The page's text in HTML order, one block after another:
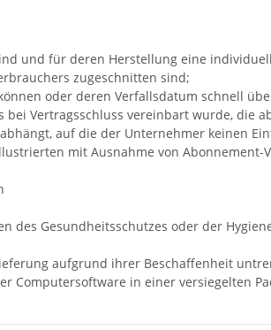
und für deren Herstellung eine
zugeschnitten sind;
oder deren Verfallsdatum schnell
Vertragsschluss vereinbart wurde, die
auf die der Unternehmer keinen
mit Ausnahme von Abonnement-
des Gesundheitsschutzes oder der
aufgrund ihrer Beschaffenheit
Computersoftware in einer versiegelten